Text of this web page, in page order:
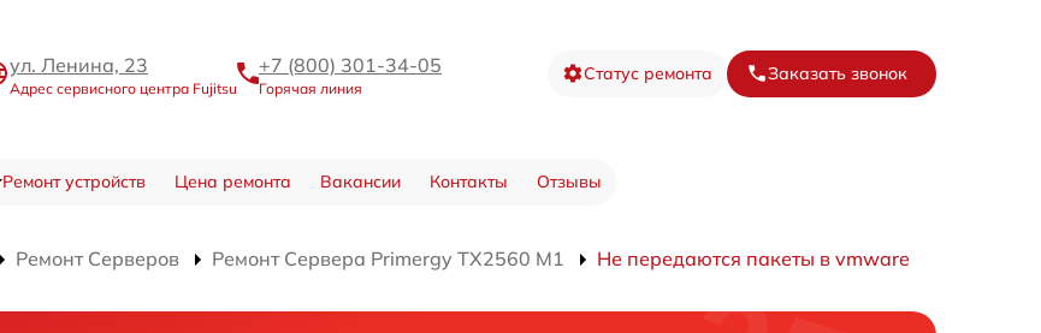
ул. Ленина, 23
Адрес сервисного центра Fujitsu
+7 (800) 301-34-05
Горячая линия
Статус ремонта Заказать звонок
Ремонт устройств Цена ремонта Вакансии Контакты Отзывы
Ремонт Серверов Ремонт Сервера Primergy TX2560 M1 Не передаются пакеты в vmware